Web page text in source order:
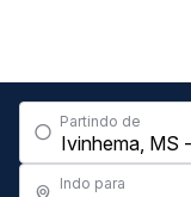
Partindo de
Indo para